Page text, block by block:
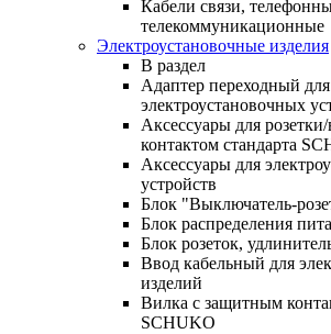
Кабели связи,
телекоммуникационные
Электроустановочные изделия
В раздел
Адаптер переходный для
электроустановочных
Аксессуары для
контактом стандарта
Аксессуары для
устройств
Блок "Выключатель-
Блок распределения
Блок розеток,
Ввод кабельный для
изделий
Вилка с защитным
SCHUKO